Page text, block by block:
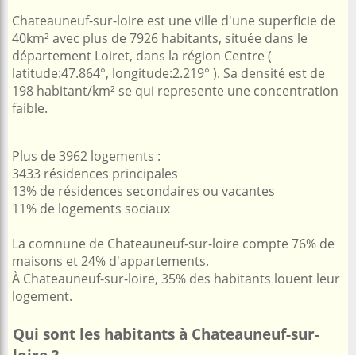
Chateauneuf-sur-loire est une ville d'une superficie de
40km² avec plus de 7926 habitants, située dans le
département Loiret, dans la région Centre (
latitude:47.864°, longitude:2.219° ). Sa densité est de
198 habitant/km² se qui represente une concentration
faible.
Plus de 3962 logements :
3433 résidences principales
13% de résidences secondaires ou vacantes
11% de logements sociaux
La comnune de Chateauneuf-sur-loire compte 76% de
maisons et 24% d'appartements.
À Chateauneuf-sur-loire, 35% des habitants louent leur
logement.
Qui sont les habitants à Chateauneuf-sur-